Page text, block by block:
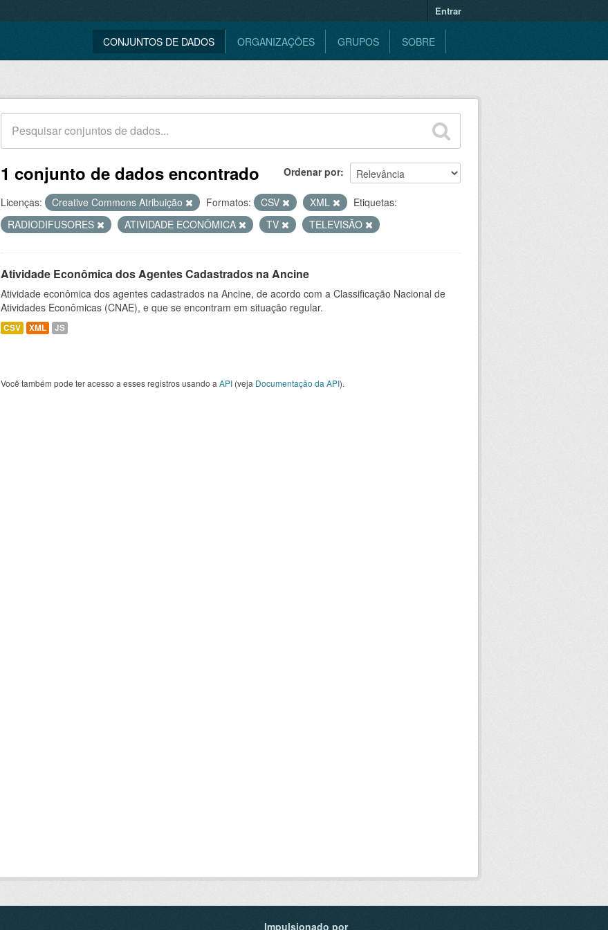
Entrar
CONJUNTOS DE DADOS ORGANIZAÇÕES GRUPOS SOBRE
Ordenar por
1 conjunto de dados encontrado
Licenças: Creative Commons Atribuição Formatos: CSV XML
Etiquetas:
RADIODIFUSORES
ATIVIDADE ECONÔMICA TV TELEVISÃO
Atividade Econômica dos Agentes Cadastrados na Ancine
Atividade econômica dos agentes cadastrados na Ancine, de acordo com a Classificação Nacional de
Atividades Econômicas (CNAE), e que se encontram em situação regular.
CSV XML JS
Você também pode ter acesso a esses registros usando a API (veja Documentação da API).
Impulsionado por